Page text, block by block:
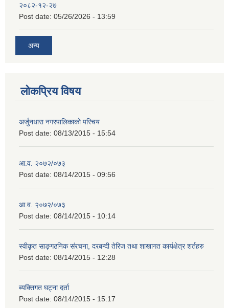
२०८२-१२-२७
Post date: 05/26/2026 - 13:59
अन्य
लोकप्रिय विषय
अर्जुनधारा नगरपालिकाको परिचय
Post date: 08/13/2015 - 15:54
आ.व. २०७२/०७३
Post date: 08/14/2015 - 09:56
आ.व. २०७२/०७३
Post date: 08/14/2015 - 10:14
स्वीकृत साङ्गठनिक संरचना, दरबन्दी तेरिज तथा शाखागत कार्यक्षेत्र शर्तहरु
Post date: 08/14/2015 - 12:28
ब्यक्तिगत घट्ना दर्ता
Post date: 08/14/2015 - 15:17